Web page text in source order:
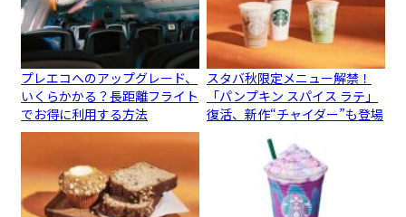
プレエコへのアップグレード、
いくらかかる？長距離フライト
でお得に利用する方法
スタバ秋限定メニュー解禁！
「パンプキン スパイス ラテ」
復活、新作“チャイダー”も登場